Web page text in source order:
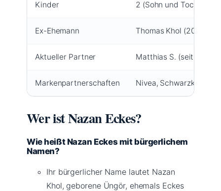
Kinder 2 (Sohn und Tochter)
Ex-Ehemann Thomas Khol
Aktueller Partner Matthias S. (seit 2024)
Markenpartnerschaften Nivea, Schwarzkopf,
Wer ist Nazan Eckes?
Wie heißt Nazan Eckes mit bürgerlichem
Namen?
Ihr bürgerlicher Name lautet Nazan
Khol, geborene Üngör, ehemals Eckes